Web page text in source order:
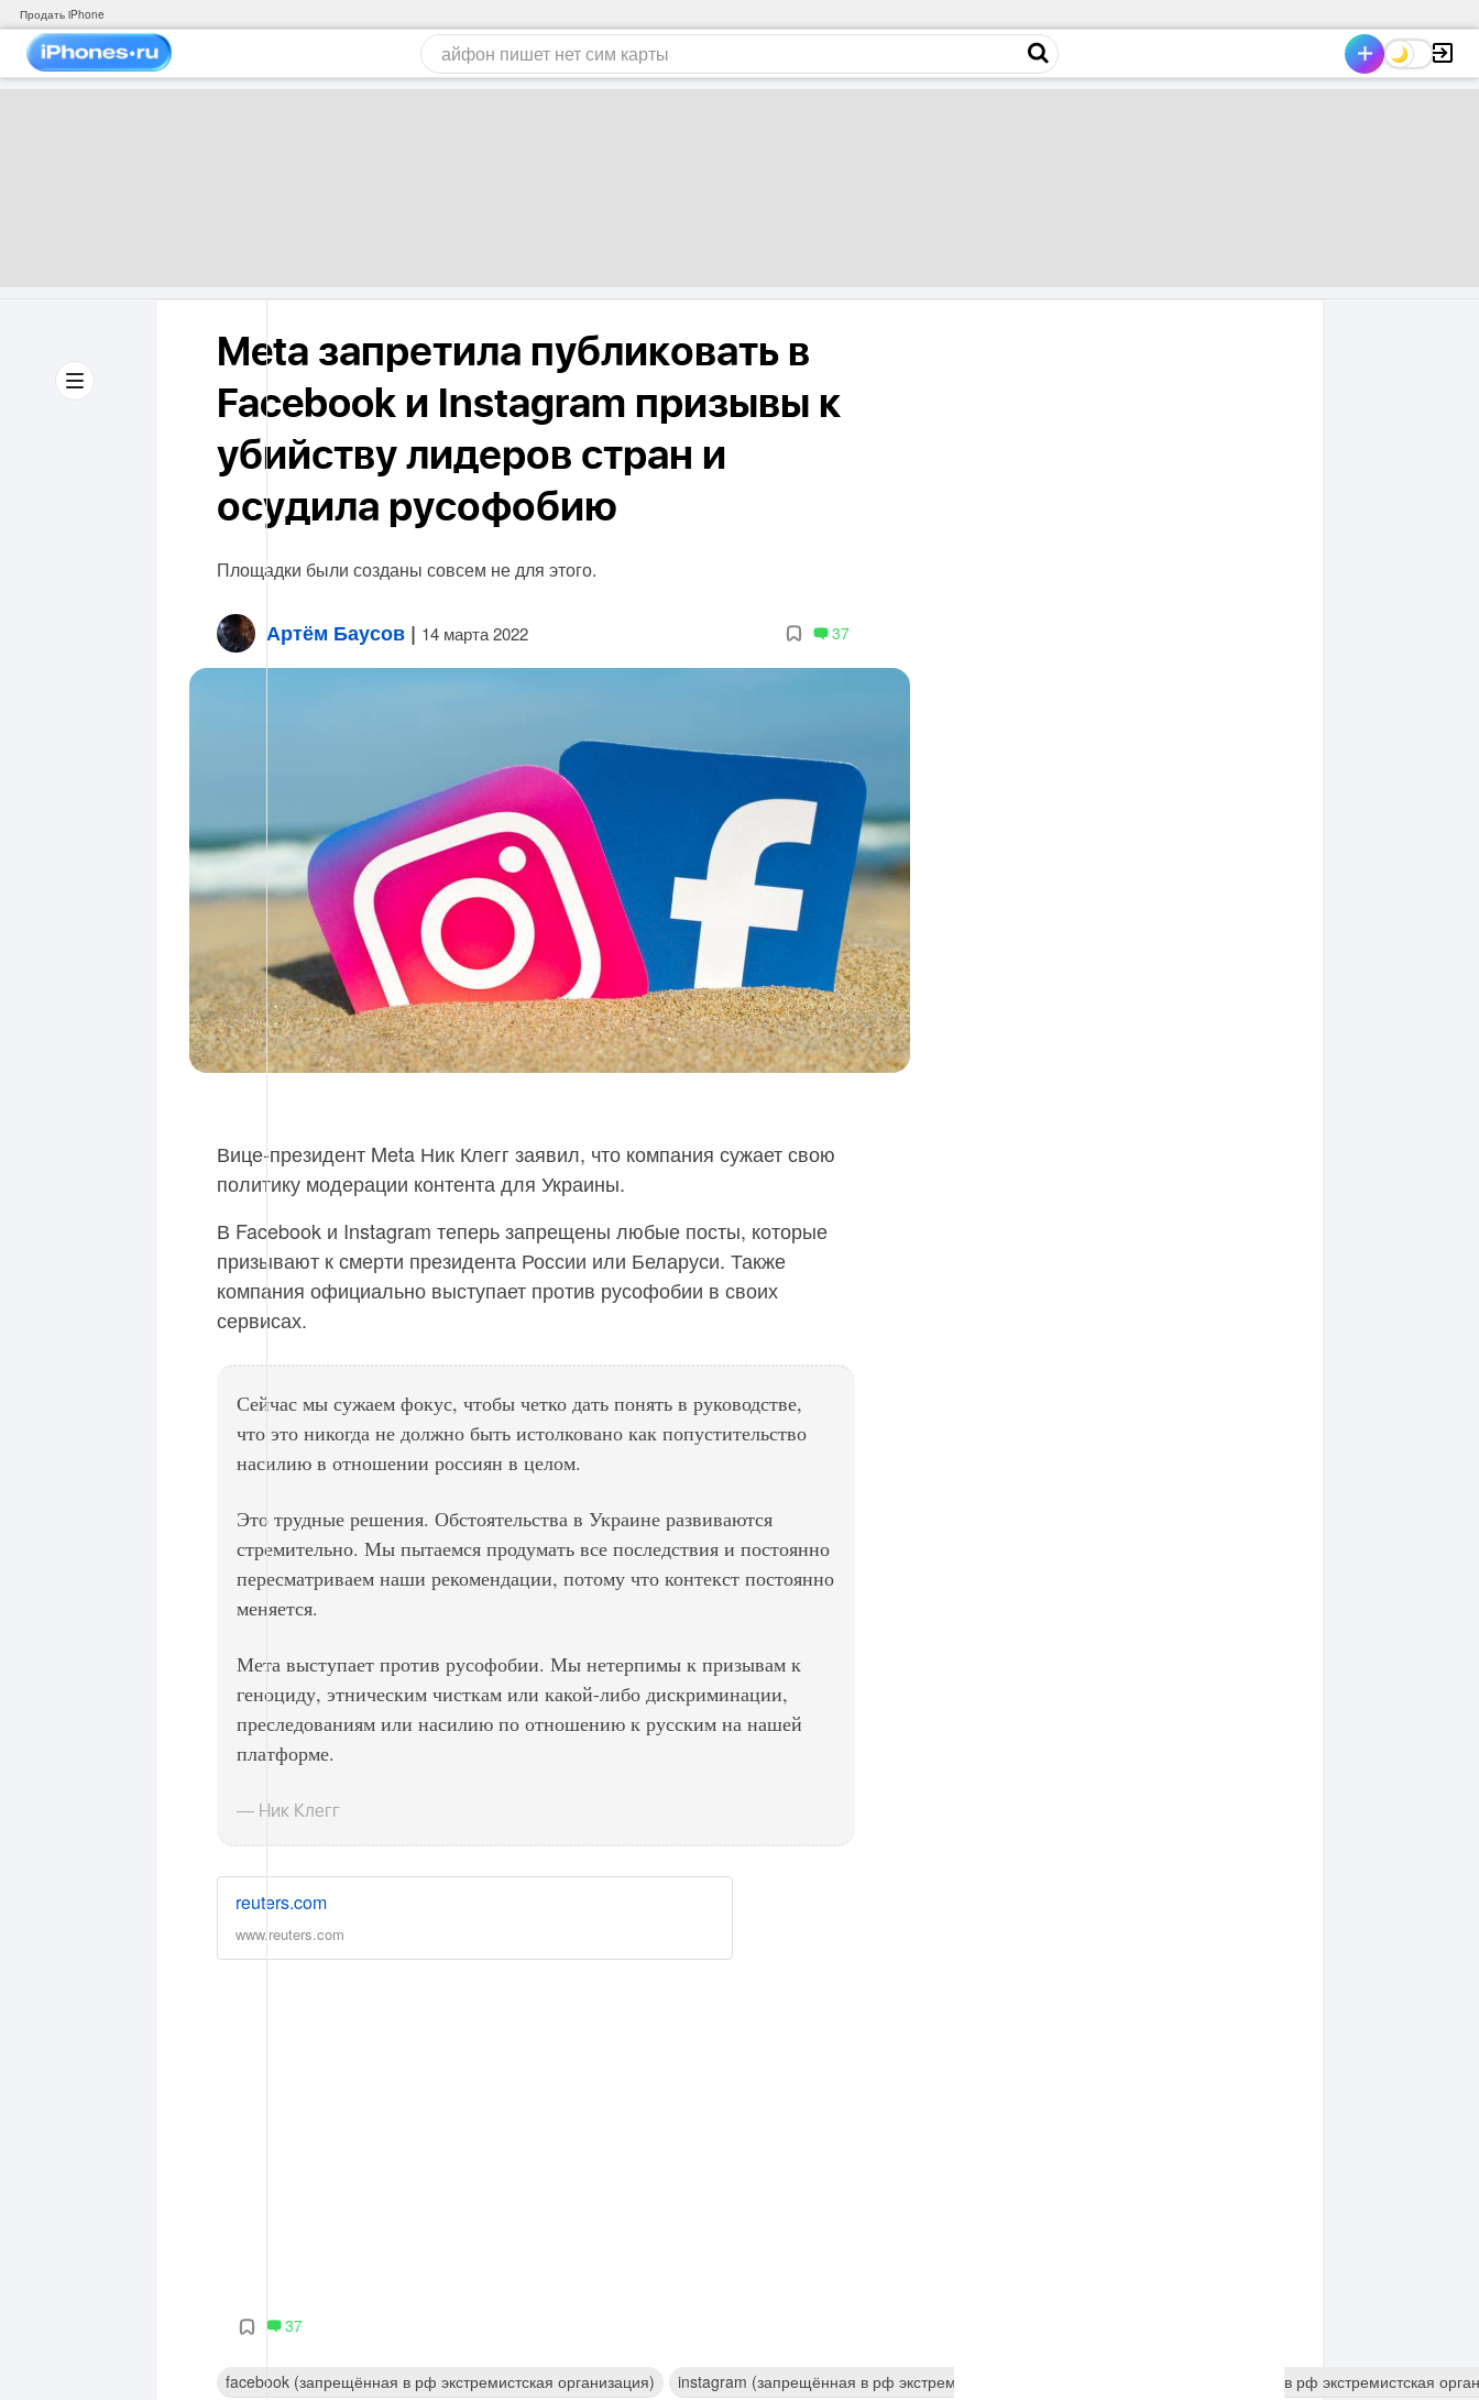
Продать iPhone
Meta запретила публиковать в
Facebook и Instagram призывы к
убийству лидеров стран и
осудила русофобию
Площадки были созданы совсем не для этого.
Артём Баусов | 14 марта 2022 37
Вице-президент Meta Ник Клегг заявил, что компания сужает свою
политику модерации контента для Украины.
В Facebook и Instagram теперь запрещены любые посты, которые
призывают к смерти президента России или Беларуси. Также
компания официально выступает против русофобии в своих
сервисах.
Сейчас мы сужаем фокус, чтобы четко дать понять в руководстве,
что это никогда не должно быть истолковано как попустительство
насилию в отношении россиян в целом.
Это трудные решения. Обстоятельства в Украине развиваются
стремительно. Мы пытаемся продумать все последствия и постоянно
пересматриваем наши рекомендации, потому что контекст постоянно
меняется.
Мета выступает против русофобии. Мы нетерпимы к призывам к
геноциду, этническим чисткам или какой-либо дискриминации,
преследованиям или насилию по отношению к русским на нашей
платформе.
— Ник Клегг
reuters.com
www.reuters.com
37
facebook (запрещённая в рф экстремистская организация) instagram (запрещённая в рф экстремистская организация) meta (запрещённая в рф экстремистская